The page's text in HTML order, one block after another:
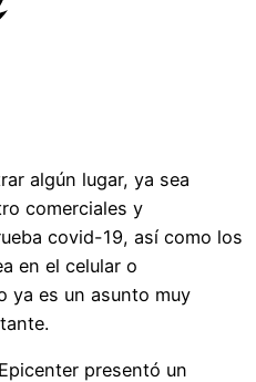
algún lugar, ya sea
comerciales y
covid-19, así como los
en el celular o
ya es un asunto muy
presentó un